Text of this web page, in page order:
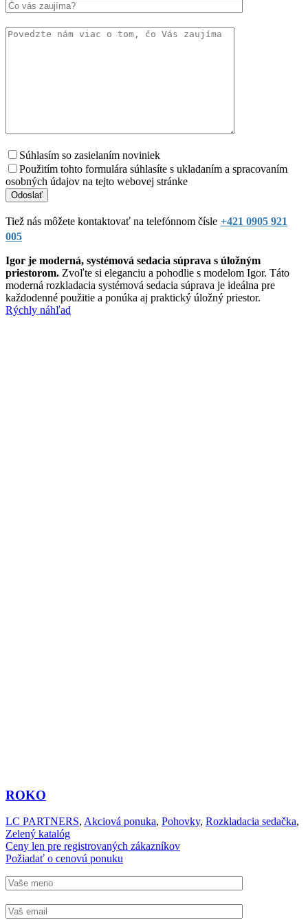
Súhlasím so zasielaním noviniek
Použitím tohto formulára súhlasíte s ukladaním a spracovaním
osobných údajov na tejto webovej stránke
Tiež nás môžete kontaktovať na telefónnom čísle +421 0905 921
005
Igor je moderná, systémová sedacia súprava s úložným
priestorom. Zvoľte si eleganciu a pohodlie s modelom Igor. Táto
moderná rozkladacia systémová sedacia súprava je ideálna pre
každodenné použitie a ponúka aj praktický úložný priestor.
Rýchly náhľad
ROKO
LC PARTNERS, Akciová ponuka, Pohovky, Rozkladacia sedačka,
Zelený katalóg
Ceny len pre registrovaných zákazníkov
Požiadať o cenovú ponuku